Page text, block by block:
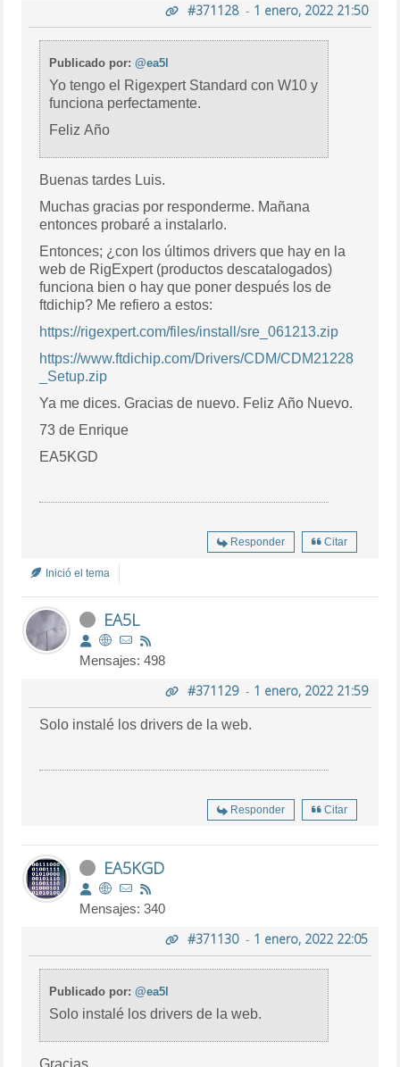
#371128- 1 enero, 2022 21:50
Publicado por:@ea5l
Yo tengo el Rigexpert Standard con W10 y
funciona perfectamente.
Feliz Año
Buenas tardes Luis.
Muchas gracias por responderme. Mañana
entonces probaré a instalarlo.
Entonces; ¿con los últimos drivers que hay en la
web de RigExpert (productos descatalogados)
funciona bien o hay que poner después los de
ftdichip? Me refiero a estos:
https://rigexpert.com/files/install/sre_061213.zip
https://www.ftdichip.com/Drivers/CDM/CDM21228
_Setup.zip
Ya me dices. Gracias de nuevo. Feliz Año Nuevo.
73 de Enrique
EA5KGD
Responder Citar
Inició el tema
EA5L
Mensajes: 498
#371129- 1 enero, 2022 21:59
Solo instalé los drivers de la web.
Responder Citar
EA5KGD
Mensajes: 340
#371130- 1 enero, 2022 22:05
Publicado por:@ea5l
Solo instalé los drivers de la web.
Gracias.